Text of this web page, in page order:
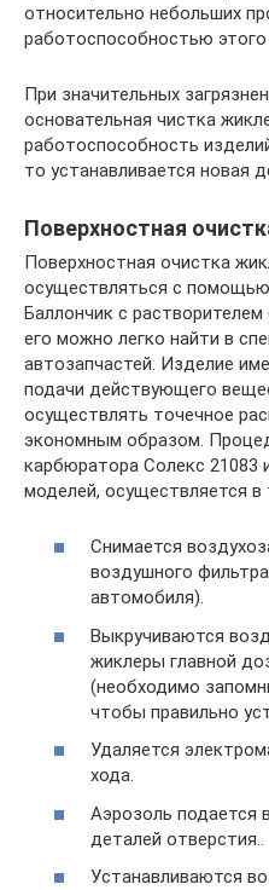
относительно небольших
работоспособностью этого
При значительных
основательная чистка
работоспособность
то устанавливается новая
Поверхностная
Поверхностная очистка
осуществляться с помощью
Баллончик с
его можно легко найти в
автозапчастей. Изделие
подачи действующего
осуществлять точечное
экономным образом.
карбюратора Солекс 21083
моделей, осуществляется в
Снимается
воздушного
автомобиля).
Выкручиваются
жиклеры главной
(необходимо
чтобы правильно
Удаляется
хода.
Аэрозоль подается
деталей отверстия..
Устанавливаются